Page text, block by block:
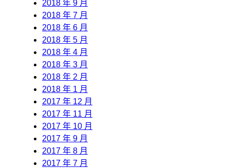
2018 年 9 月
2018 年 7 月
2018 年 6 月
2018 年 5 月
2018 年 4 月
2018 年 3 月
2018 年 2 月
2018 年 1 月
2017 年 12 月
2017 年 11 月
2017 年 10 月
2017 年 9 月
2017 年 8 月
2017 年 7 月